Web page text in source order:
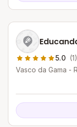
5.0 (1)
Vasco da Gama -